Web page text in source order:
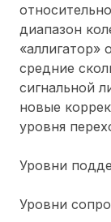
диапазон
«аллигатор»
средние
сигнальной
новые
уровня
Уровни
Уровни